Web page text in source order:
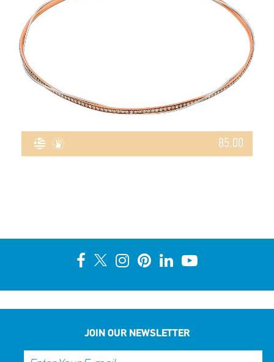
85.00
JOIN OUR NEWSLETTER